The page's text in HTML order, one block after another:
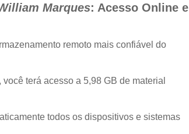
Marques: Acesso Online e
remoto mais confiável do
, você terá acesso a 5,98 GB de material
todos os dispositivos e sistemas